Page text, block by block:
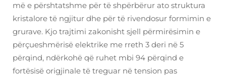
më e përshtatshme për të shpërbërur ato struktura
kristalore të ngjitur dhe për të rivendosur formimin e
grurave. Kjo trajtimi zakonisht sjell përmirësimin e
përçueshmërisë elektrike me rreth 3 deri në 5
përqind, ndërkohë që ruhet mbi 94 përqind e
fortësisë origjinale të treguar në tension pas